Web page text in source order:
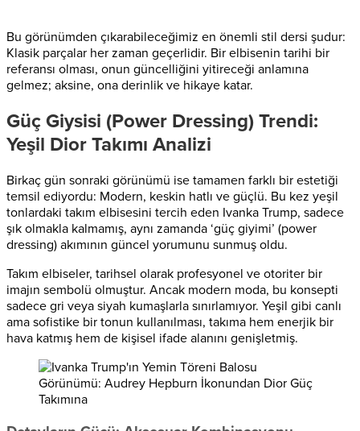
Bu görünümden çıkarabileceğimiz en önemli stil dersi şudur:
Klasik parçalar her zaman geçerlidir. Bir elbisenin tarihi bir
referansı olması, onun güncelliğini yitireceği anlamına
gelmez; aksine, ona derinlik ve hikaye katar.
Güç Giysisi (Power Dressing) Trendi:
Yeşil Dior Takımı Analizi
Birkaç gün sonraki görünümü ise tamamen farklı bir estetiği
temsil ediyordu: Modern, keskin hatlı ve güçlü. Bu kez yeşil
tonlardaki takım elbisesini tercih eden Ivanka Trump, sadece
şık olmakla kalmamış, aynı zamanda ‘güç giyimi’ (power
dressing) akımının güncel yorumunu sunmuş oldu.
Takım elbiseler, tarihsel olarak profesyonel ve otoriter bir
imajın sembolü olmuştur. Ancak modern moda, bu konsepti
sadece gri veya siyah kumaşlarla sınırlamıyor. Yeşil gibi canlı
ama sofistike bir tonun kullanılması, takıma hem enerjik bir
hava katmış hem de kişisel ifade alanını genişletmiş.